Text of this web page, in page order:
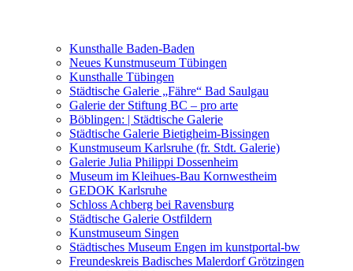
Was seither geschah
Kunstwettbewerbe, Ausschreibungen für Künstler
Kunsthalle Baden-Baden
Neues Kunstmuseum Tübingen
Kunsthalle Tübingen
Städtische Galerie „Fähre“ Bad Saulgau
Galerie der Stiftung BC – pro arte
Böblingen: | Städtische Galerie
Städtische Galerie Bietigheim-Bissingen
Kunstmuseum Karlsruhe (fr. Stdt. Galerie)
Galerie Julia Philippi Dossenheim
Museum im Kleihues-Bau Kornwestheim
GEDOK Karlsruhe
Schloss Achberg bei Ravensburg
Städtische Galerie Ostfildern
Kunstmuseum Singen
Städtisches Museum Engen im kunstportal-bw
Freundeskreis Badisches Malerdorf Grötzingen